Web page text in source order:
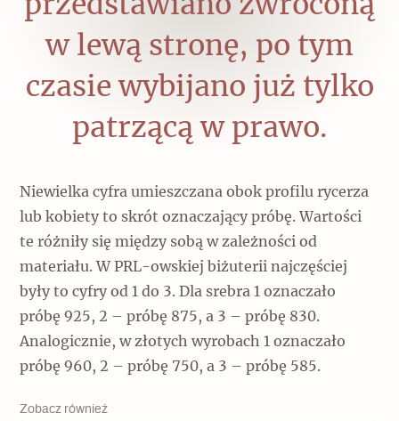
w lewą stronę, po tym
czasie wybijano już tylko
patrzącą w prawo.
Niewielka cyfra umieszczana obok profilu rycerza
lub kobiety to skrót oznaczający próbę. Wartości
te różniły się między sobą w zależności od
materiału. W PRL-owskiej biżuterii najczęściej
były to cyfry od 1 do 3. Dla srebra 1 oznaczało
próbę 925, 2 – próbę 875, a 3 – próbę 830.
Analogicznie, w złotych wyrobach 1 oznaczało
próbę 960, 2 – próbę 750, a 3 – próbę 585.
Zobacz również